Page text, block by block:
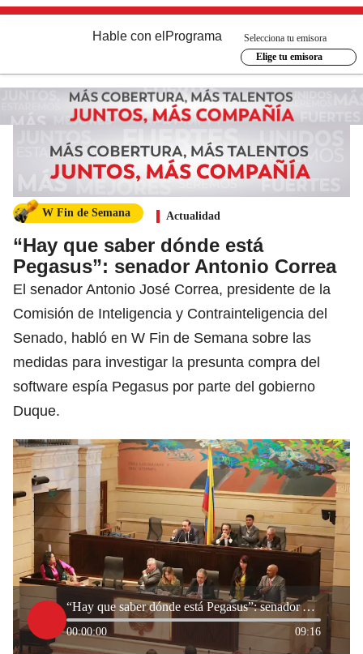
Hable con el Programa
Selecciona tu emisora
Elige tu emisora
W Fin de Semana Actualidad
“Hay que saber dónde está
Pegasus”: senador Antonio Correa
El senador Antonio José Correa, presidente de la
Comisión de Inteligencia y Contrainteligencia del
Senado, habló en W Fin de Semana sobre las
medidas para investigar la presunta compra del
software espía Pegasus por parte del gobierno
Duque.
“Hay que saber dónde está Pegasus”: senador Antonio Correa
00:00:00 09:16